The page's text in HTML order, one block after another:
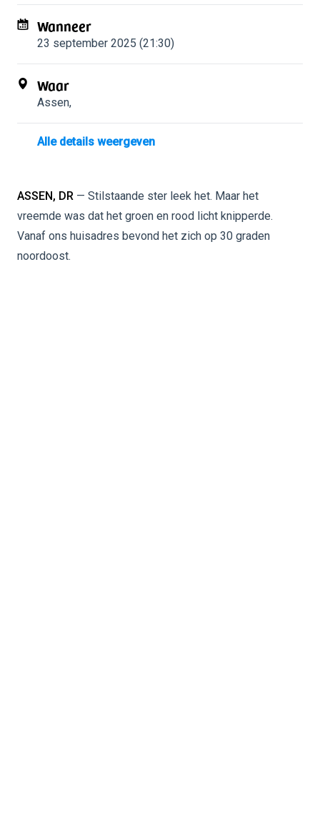
Wanneer
23 september 2025 (21:30)
Waar
Assen,
Alle details weergeven
ASSEN, DR — Stilstaande ster leek het. Maar het
vreemde was dat het groen en rood licht knipperde.
Vanaf ons huisadres bevond het zich op 30 graden
noordoost.